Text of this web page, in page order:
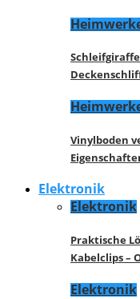
Vinylboden
Elektronik
Elektronik
Praktische
Kabelclips –
Elektronik